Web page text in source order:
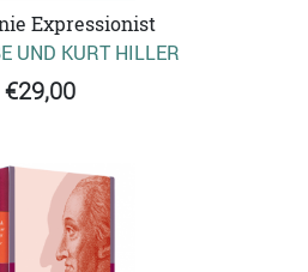
Expressionist
UND KURT HILLER
€29,00